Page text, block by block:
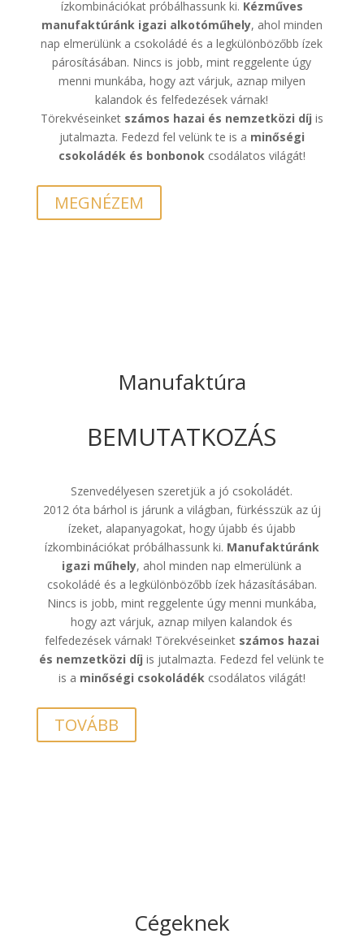
ízkombinációkat próbálhassunk ki. Kézműves
manufaktúránk igazi alkotóműhely, ahol minden
nap elmerülünk a csokoládé és a legkülönbözőbb ízek
párosításában. Nincs is jobb, mint reggelente úgy
menni munkába, hogy azt várjuk, aznap milyen
kalandok és felfedezések várnak!
Törekvéseinket számos hazai és nemzetközi díj is
jutalmazta. Fedezd fel velünk te is a minőségi
csokoládék és bonbonokcsodálatos világát!
MEGNÉZEM
Manufaktúra
BEMUTATKOZÁS
Szenvedélyesen szeretjük a jó csokoládét.
2012 óta bárhol is járunk a világban, fürkésszük az új
ízeket, alapanyagokat, hogy újabb és újabb
ízkombinációkat próbálhassunk ki. Manufaktúránk
igazi műhely, ahol minden nap elmerülünk a
csokoládé és a legkülönbözőbb ízek házasításában.
Nincs is jobb, mint reggelente úgy menni munkába,
hogy azt várjuk, aznap milyen kalandok és
felfedezések várnak! Törekvéseinket számos hazai
és nemzetközi díj is jutalmazta. Fedezd fel velünk te
is a minőségi csokoládékcsodálatos világát!
TOVÁBB
Cégeknek